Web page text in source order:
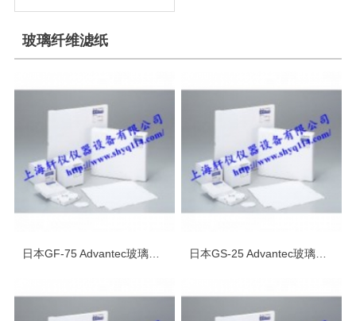
玻璃纤维滤纸
日本GF-75 Advantec玻璃纤维滤纸